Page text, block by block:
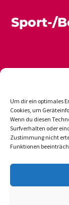
Um dir ein optimales
Cookies, um
Wenn du diesen
Surfverhalten oder
Zustimmung nicht
Funktionen
Sport-/
DVGS E.V.-
Newsletter